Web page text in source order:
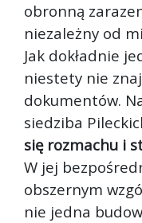
obronną
niezależny od
Jak dokładnie
niestety nie
dokumentów.
siedziba
się rozmachu i
W jej
obszernym
nie jedna